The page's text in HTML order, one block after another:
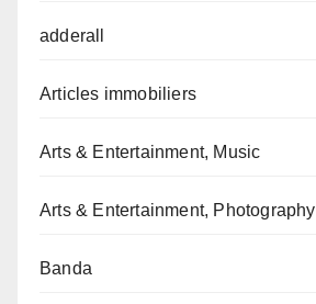
adderall
Articles immobiliers
Arts & Entertainment, Music
Arts & Entertainment, Photography
Banda